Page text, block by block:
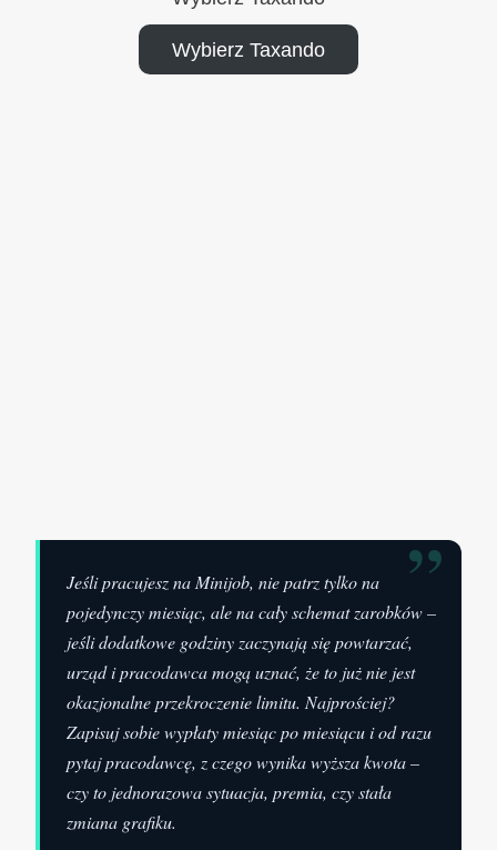
Wybierz Taxando
”
Jeśli pracujesz na Minijob, nie patrz tylko na
pojedynczy miesiąc, ale na cały schemat zarobków –
jeśli dodatkowe godziny zaczynają się powtarzać,
urząd i pracodawca mogą uznać, że to już nie jest
okazjonalne przekroczenie limitu. Najprościej?
Zapisuj sobie wypłaty miesiąc po miesiącu i od razu
pytaj pracodawcę, z czego wynika wyższa kwota –
czy to jednorazowa sytuacja, premia, czy stała
zmiana grafiku.